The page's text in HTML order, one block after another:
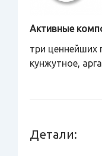
Активные
три ценнейших
кунжутное,
Детали: